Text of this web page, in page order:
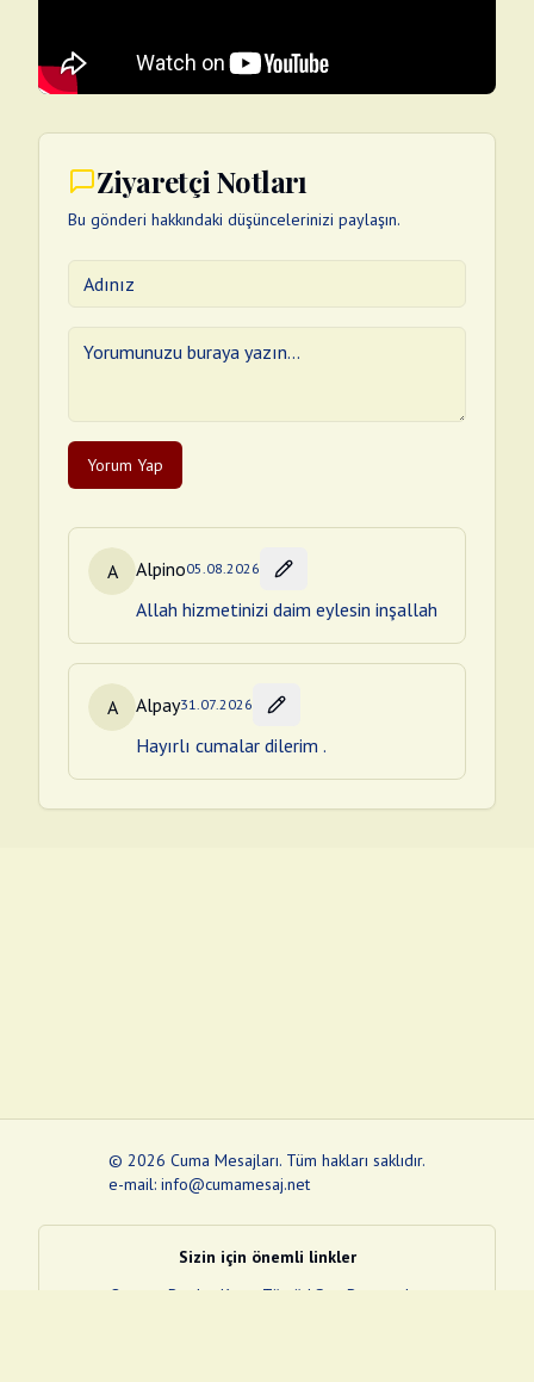
Ziyaretçi Notları
Bu gönderi hakkındaki düşüncelerinizi paylaşın.
Yorum Yap
A Alpino05.08.2026
Allah hizmetinizi daim eylesin inşallah
A Alpay31.07.2026
Hayırlı cumalar dilerim .
© 2026 Cuma Mesajları. Tüm hakları saklıdır.
e-mail: info@cumamesaj.net
Sizin için önemli linkler
Quran
e-Devlet Kapısı Tüvtürk Son Depremler